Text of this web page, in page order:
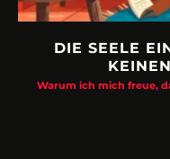
DIE SEELE
Warum ich mich freue,